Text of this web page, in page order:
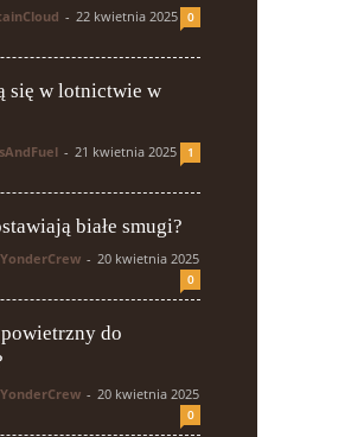
- 22 kwietnia 2025 0
się w lotnictwie w
- 21 kwietnia 2025 1
białe smugi?
- 20 kwietnia 2025
0
do
- 20 kwietnia 2025
0